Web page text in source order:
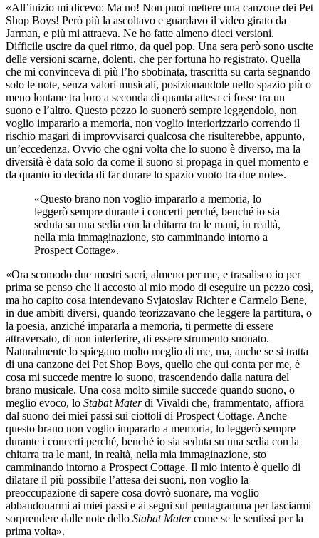
«All’inizio mi dicevo: Ma no! Non puoi mettere una canzone dei Pet
Shop Boys! Però più la ascoltavo e guardavo il video girato da
Jarman, e più mi attraeva. Ne ho fatte almeno dieci versioni.
Difficile uscire da quel ritmo, da quel pop. Una sera però sono uscite
delle versioni scarne, dolenti, che per fortuna ho registrato. Quella
che mi convinceva di più l’ho sbobinata, trascritta su carta segnando
solo le note, senza valori musicali, posizionandole nello spazio più o
meno lontane tra loro a seconda di quanta attesa ci fosse tra un
suono e l’altro. Questo pezzo lo suonerò sempre leggendolo, non
voglio impararlo a memoria, non voglio interiorizzarlo correndo il
rischio magari di improvvisarci qualcosa che risulterebbe, appunto,
un’eccedenza. Ovvio che ogni volta che lo suono è diverso, ma la
diversità è data solo da come il suono si propaga in quel momento e
da quanto io decida di far durare lo spazio vuoto tra due note».
«Questo brano non voglio impararlo a memoria, lo
leggerò sempre durante i concerti perché, benché io sia
seduta su una sedia con la chitarra tra le mani, in realtà,
nella mia immaginazione, sto camminando intorno a
Prospect Cottage».
«Ora scomodo due mostri sacri, almeno per me, e trasalisco io per
prima se penso che li accosto al mio modo di eseguire un pezzo così,
ma ho capito cosa intendevano Svjatoslav Richter e Carmelo Bene,
in due ambiti diversi, quando teorizzavano che leggere la partitura, o
la poesia, anziché impararla a memoria, ti permette di essere
attraversato, di non interferire, di essere strumento suonato.
Naturalmente lo spiegano molto meglio di me, ma, anche se si tratta
di una canzone dei Pet Shop Boys, quello che qui conta per me, è
cosa mi succede mentre lo suono, trascendendo dalla natura del
brano musicale. Una cosa molto simile succede quando suono, o
meglio evoco, lo Stabat Materdi Vivaldi che, frammentato, affiora
dal suono dei miei passi sui ciottoli di Prospect Cottage. Anche
questo brano non voglio impararlo a memoria, lo leggerò sempre
durante i concerti perché, benché io sia seduta su una sedia con la
chitarra tra le mani, in realtà, nella mia immaginazione, sto
camminando intorno a Prospect Cottage. Il mio intento è quello di
dilatare il più possibile l’attesa dei suoni, non voglio la
preoccupazione di sapere cosa dovrò suonare, ma voglio
abbandonarmi ai miei passi e ai segni sul pentagramma per lasciarmi
sorprendere dalle note dello Stabat Matercome se le sentissi per la
prima volta».